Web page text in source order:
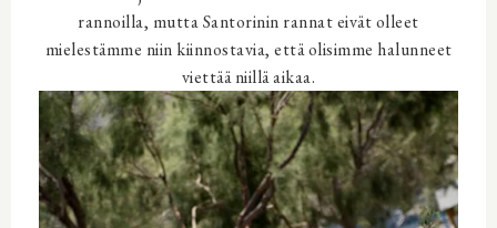
rannoilla, mutta Santorinin rannat eivät olleet
mielestämme niin kiinnostavia, että olisimme halunneet
viettää niillä aikaa.